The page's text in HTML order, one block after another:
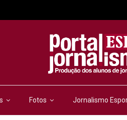
Fotos Jornalismo